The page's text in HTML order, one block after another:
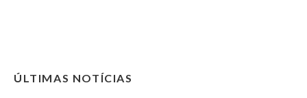
ÚLTIMAS NOTÍCIAS